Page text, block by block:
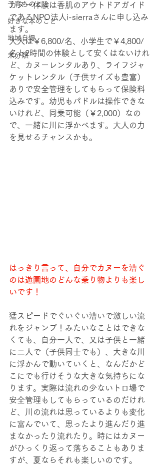
子育ちのこと
好きな本のこと
地域自慢
未分類
カヌー体験は香肌のアウトドアガイド
であるNPO法人i-sierraさんに申し込み
ます。
大人は￥6,800/名、小学生で￥4,800/
名と2時間の体験として安くはないけれ
ど、カヌーレンタルあり、ライフジャ
ケットレンタル（子供サイズも豊富）
ありで安全管理をしてもらって保険料
込みです。幼児もパドルは操作できな
いけれど、同乗可能（￥2,000）なの
で、一緒に川に浮かべます。大人の力
を見せるチャンスかも。
はっきり言って、自分でカヌーを漕ぐ
のは遊園地のどんな乗り物よりも楽し
いです！
猛スピードでぐいぐい漕いで激しい流
れをジャンプ！みたいなことはできな
くても、自分一人で、又は子供と一緒
に二人で（子供同士でも）、大きな川
に浮かんで動いていくと、なんだかど
こにでも行けそうな大きな気持ちにな
ります。実際は流れの少ないトロ場で
安全管理もしてもらっているのだけれ
ど、川の流れは思っているよりも変化
に富んでいて、思ったより進んだり進
まなかったり流れたり。時にはカヌー
がひっくり返って落ちることもありま
すが、夏ならそれも楽しいのです。